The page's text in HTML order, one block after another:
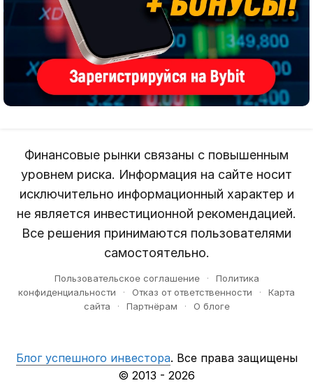
Финансовые рынки связаны с повышенным
уровнем риска. Информация на сайте носит
исключительно информационный характер и
не является инвестиционной рекомендацией.
Все решения принимаются пользователями
самостоятельно.
Пользовательское соглашение ·
Политика
конфиденциальности
· Отказ от ответственности ·
Карта
сайта
· Партнёрам · О блоге
Блог успешного инвестора. Все права защищены
© 2013 - 2026